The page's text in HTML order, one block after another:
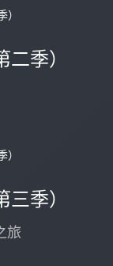
季）
季）
旅